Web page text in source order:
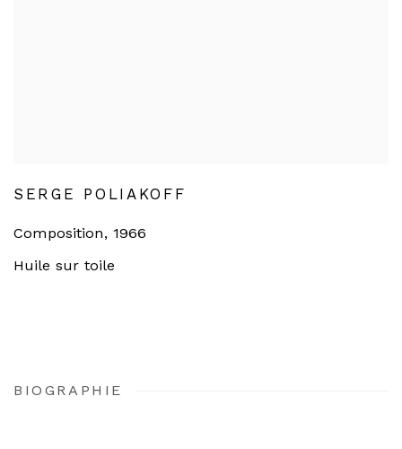
SERGE POLIAKOFF
Composition, 1966
Huile sur toile
BIOGRAPHIE